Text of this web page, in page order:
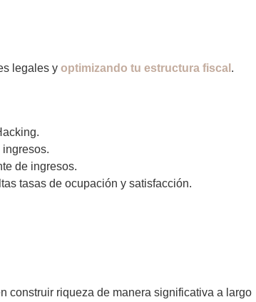
legales y optimizando tu estructura fiscal .
de ingresos.
tasas de ocupación y satisfacción.
construir riqueza de manera significativa a largo